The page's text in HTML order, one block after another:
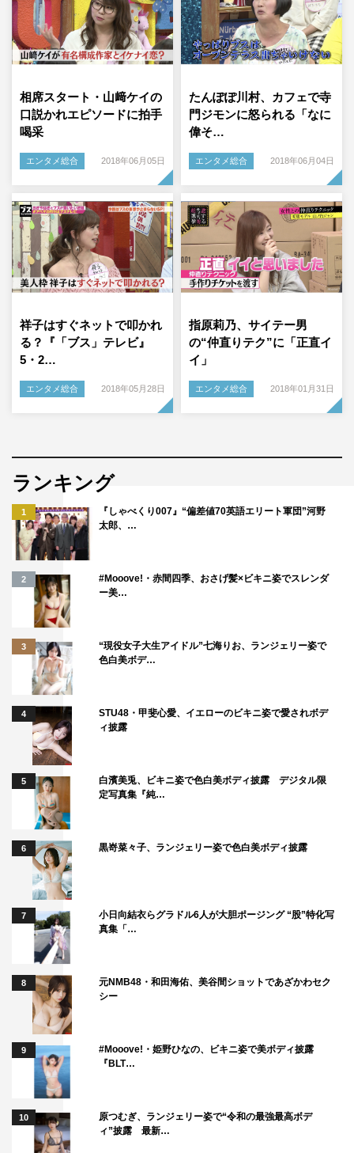
相席スタート・山﨑ケイの
口説かれエピソードに拍手
喝采
エンタメ総合 2018年06月05日
たんぽぽ川村、カフェで寺
門ジモンに怒られる「なに
偉そ…
エンタメ総合 2018年06月04日
祥子はすぐネットで叩かれ
る？『「ブス」テレビ』
5・2…
エンタメ総合 2018年05月28日
指原莉乃、サイテー男
の“仲直りテク”に「正直イ
イ」
エンタメ総合 2018年01月31日
ランキング
1
『しゃべくり007』“偏差値70英語エリート軍団”河野
太郎、…
2
#Mooove!・赤間四季、おさげ髪×ビキニ姿でスレンダ
ー美…
3
“現役女子大生アイドル”七海りお、ランジェリー姿で
色白美ボデ…
4
STU48・甲斐心愛、イエローのビキニ姿で愛されボデ
ィ披露
5
白濱美兎、ビキニ姿で色白美ボディ披露 デジタル限
定写真集『純…
6 黒嵜菜々子、ランジェリー姿で色白美ボディ披露
7
小日向結衣らグラドル6人が大胆ポージング “股”特化写
真集「…
8
元NMB48・和田海佑、美谷間ショットであざかわセク
シー
9
#Mooove!・姫野ひなの、ビキニ姿で美ボディ披露
『BLT…
10
原つむぎ、ランジェリー姿で“令和の最強最高ボデ
ィ”披露 最新…